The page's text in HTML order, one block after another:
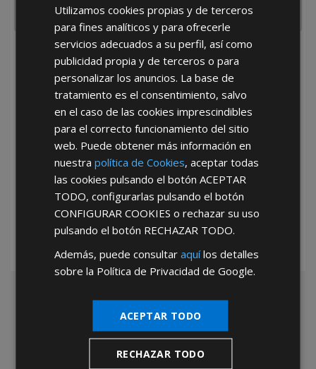
He leído y acepto la Política de Privacidad
*Abstenerse particulares, sólo venta a tiendas y empresas minoristas y
Utilizamos cookies propias y de terceros
para fines analíticos y para ofrecerle
servicios adecuados a su perfil, así como
publicidad propia y de terceros o para
personalizar los anuncios. La base de
tratamiento es el consentimiento, salvo
en el caso de las cookies imprescindibles
para el correcto funcionamiento del sitio
web. Puede obtener más información en
nuestrapolítica de Cookies, aceptar todas
las cookies pulsando el botónACEPTAR
TODO, configurarlas pulsando el botón
CONFIGURAR COOKIES o rechazar su uso
pulsando el botón RECHAZAR TODO.
Además, puede consultaraquílos detalles
sobre la Política de Privacidad de Google.
ACEPTAR TODO
RECHAZAR TODO